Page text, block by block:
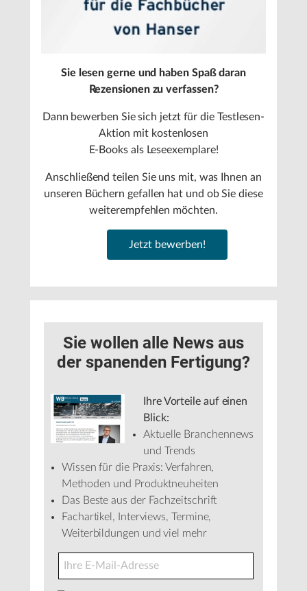
Sie lesen gerne und haben Spaß daran
Rezensionen zu verfassen?
Dann bewerben Sie sich jetzt für die Testlesen-
Aktion mit kostenlosen
E-Books als Leseexemplare!
Anschließend teilen Sie uns mit, was Ihnen an
unseren Büchern gefallen hat und ob Sie diese
weiterempfehlen möchten.
Jetzt bewerben!
Sie wollen alle News aus
der spanenden Fertigung?
Ihre Vorteile auf einen
Blick:
Aktuelle Branchennews
und Trends
Wissen für die Praxis: Verfahren,
Methoden und Produktneuheiten
Das Beste aus der Fachzeitschrift
Fachartikel, Interviews, Termine,
Weiterbildungen und viel mehr